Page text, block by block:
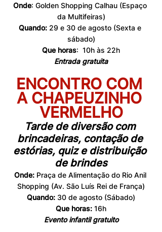
Onde: Golden Shopping Calhau (Espaço
da Multifeiras)
Quando: 29 e 30 de agosto (Sexta e
sábado)
Que horas:  10h às 22h
Entrada gratuita
ENCONTRO COM
A CHAPEUZINHO
VERMELHO
Tarde de diversão com
brincadeiras, contação de
estórias, quiz e distribuição
de brindes
Onde: Praça de Alimentação do Rio Anil
Shopping (Av. São Luís Rei de França)
Quando: 30 de agosto (Sábado)
Que horas: 16h
Evento infantil gratuito